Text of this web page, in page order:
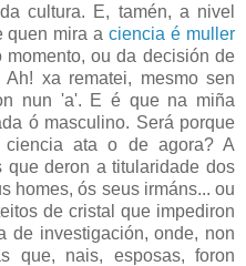
cultura. E, tamén, a nivel
quen mira aciencia é muller
ou da decisión de
xa rematei, mesmo sen
nun 'a'. E é que na miña
ó masculino. Será porque
ata o de agora? A
que deron a titularidade dos
homes, ós seus irmáns... ou
de cristal que impediron
de investigación, onde, non
que, nais, esposas, foron